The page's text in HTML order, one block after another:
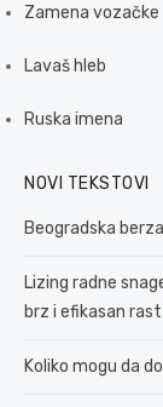
Zamena
Lavaš hleb
Ruska imena
NOVI TEKSTOVI
Beogradska
Lizing radne
brz i efikasan rast
Koliko mogu da